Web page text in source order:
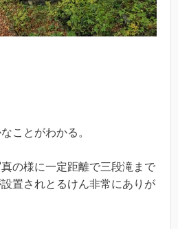
ことがわかる。
の様に一定距離で三段滝まで
置されとるけん非常にありが